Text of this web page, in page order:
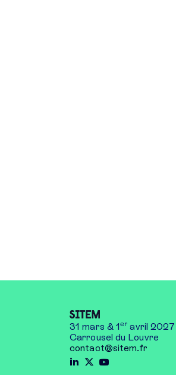
31 mars & 1er avril 2027
Carrousel du Louvre
contact@sitem.fr